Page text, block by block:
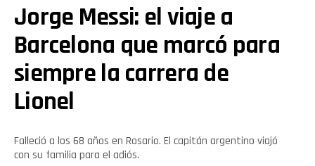
Jorge Messi: el viaje a
Barcelona que marcó para
siempre la carrera de
Lionel
Falleció a los 68 años en Rosario. El capitán argentino viajó
con su familia para el adiós.